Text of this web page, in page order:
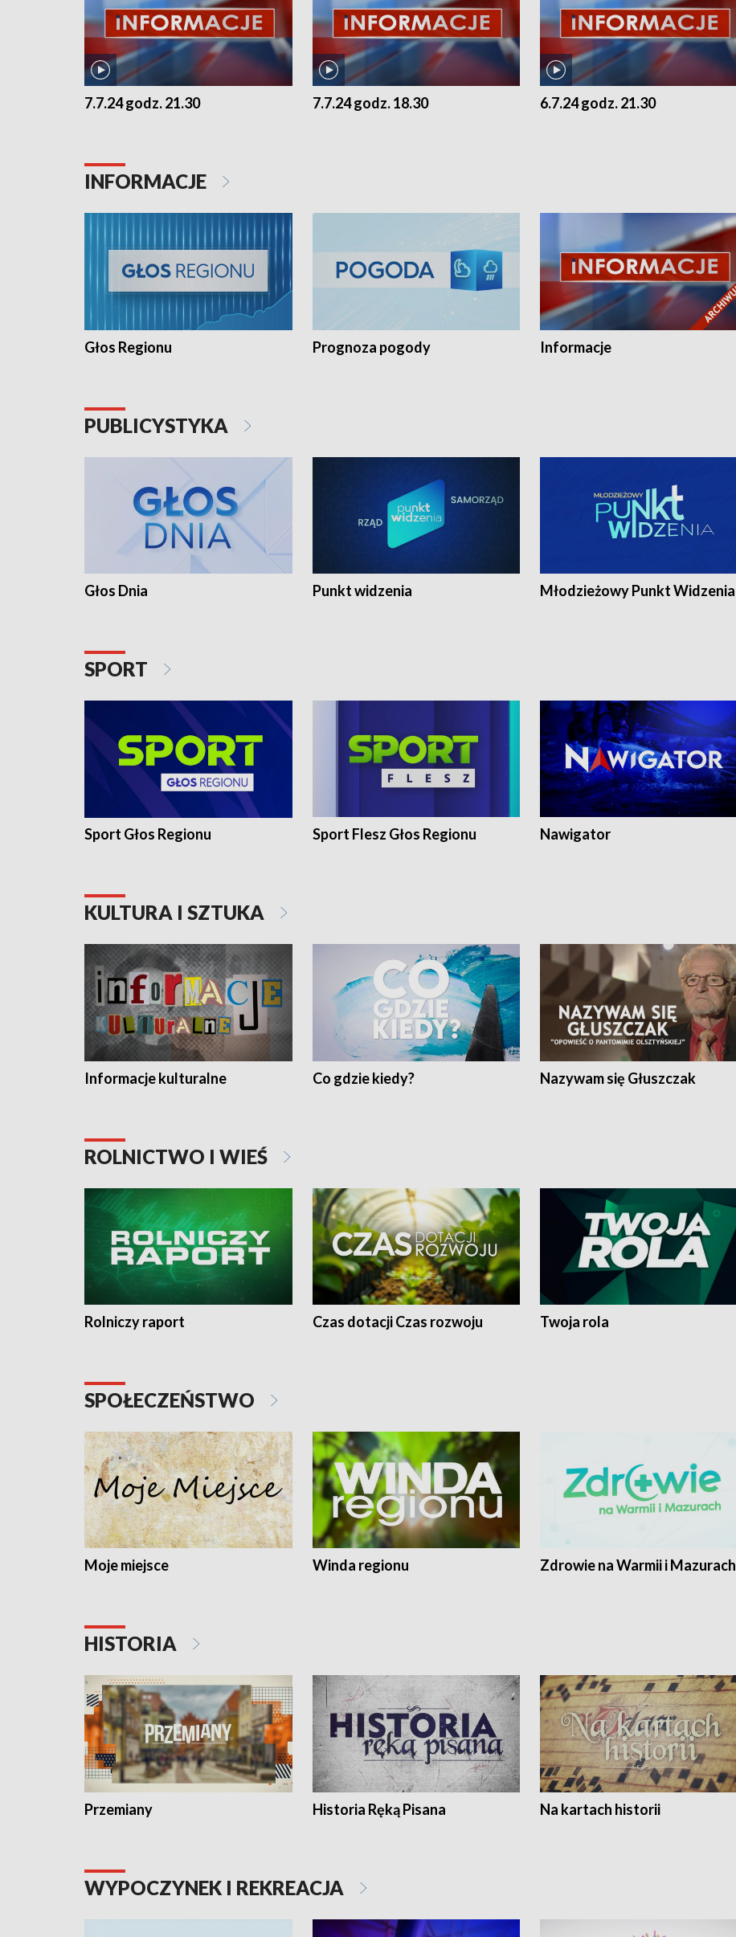
7.7.24 godz. 21.30 7.7.24 godz. 18.30 6.7.24 godz. 21.30
INFORMACJE
Głos Regionu Prognoza pogody Informacje
PUBLICYSTYKA
Głos Dnia Punkt widzenia Młodzieżowy Punkt Widzenia
SPORT
Sport Głos Regionu Sport Flesz Głos Regionu Nawigator
KULTURA I SZTUKA
Informacje kulturalne Co gdzie kiedy? Nazywam się Głuszczak
ROLNICTWO I WIEŚ
Rolniczy raport Czas dotacji Czas rozwoju Twoja rola
SPOŁECZEŃSTWO
Moje miejsce Winda regionu Zdrowie na Warmii i Mazurach
HISTORIA
Przemiany Historia Ręką Pisana Na kartach historii
WYPOCZYNEK I REKREACJA